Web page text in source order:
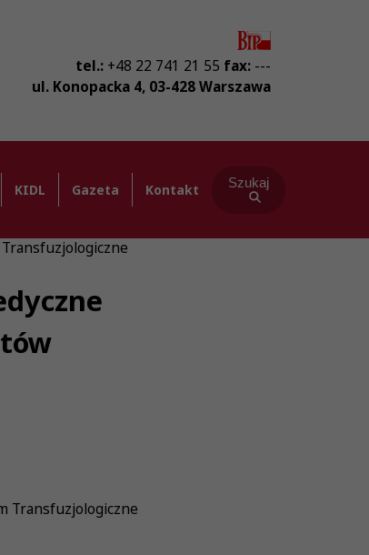
tel.: +48 22 741 21 55 fax: ---
ul. Konopacka 4, 03-428Warszawa
KIDL Gazeta Kontakt Szukaj
Transfuzjologiczne